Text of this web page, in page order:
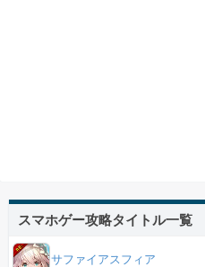
スマホゲー攻略タイトル一覧
サファイアスフィア